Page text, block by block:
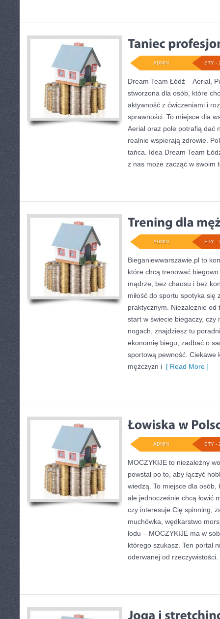
STY -
ADMIN
Dream Team Łódź – Aerial,
stworzona dla osób, które
aktywność z ćwiczeniami i
sprawności. To miejsce dla
Aerial oraz pole potrafią dać
realnie wspierają zdrowie.
tańca. Idea Dream Team
z nas może zacząć w swoim
STY -
ADMIN
Bieganiewwarszawie.pl to
które chcą trenować
mądrze, bez chaosu i bez
miłość do sportu spotyka się
praktycznym. Niezależnie
start w świecie biegaczy, czy
nogach, znajdziesz tu
ekonomię biegu, zadbać o
sportową pewność. Ciekawe
mężczyzn i [ Read More ]
STY -
ADMIN
MOCZYKIJE to niezależny
powstał po to, aby łączyć
wiedzą. To miejsce dla
ale jednocześnie chcą łowić
czy interesuje Cię spinning,
muchówka, wędkarstwo
lodu – MOCZYKIJE ma w
którego szukasz. Ten portal
oderwanej od rzeczywistości.